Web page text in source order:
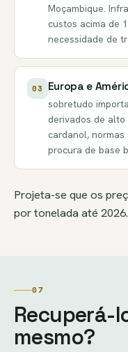
Moçambique.
custos acima de
necessidade de
03 Europa e
sobretudo
derivados de alto
cardanol,
procura de base
Projeta-se que os
por tonelada até 2026.
07
Recuperá-
mesmo?